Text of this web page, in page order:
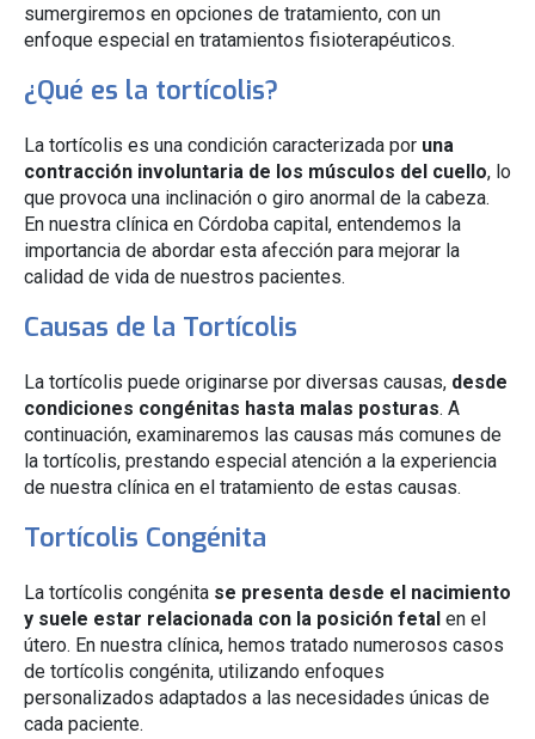
sumergiremos en opciones de tratamiento, con un
enfoque especial en tratamientos fisioterapéuticos.
¿Qué es la tortícolis?
La tortícolis es una condición caracterizada por una
contracción involuntaria de los músculos del cuello, lo
que provoca una inclinación o giro anormal de la cabeza.
En nuestra clínica en Córdoba capital, entendemos la
importancia de abordar esta afección para mejorar la
calidad de vida de nuestros pacientes.
Causas de la Tortícolis
La tortícolis puede originarse por diversas causas, desde
condiciones congénitas hasta malas posturas. A
continuación, examinaremos las causas más comunes de
la tortícolis, prestando especial atención a la experiencia
de nuestra clínica en el tratamiento de estas causas.
Tortícolis Congénita
La tortícolis congénita se presenta desde el nacimiento
y suele estar relacionada con la posición fetal en el
útero. En nuestra clínica, hemos tratado numerosos casos
de tortícolis congénita, utilizando enfoques
personalizados adaptados a las necesidades únicas de
cada paciente.